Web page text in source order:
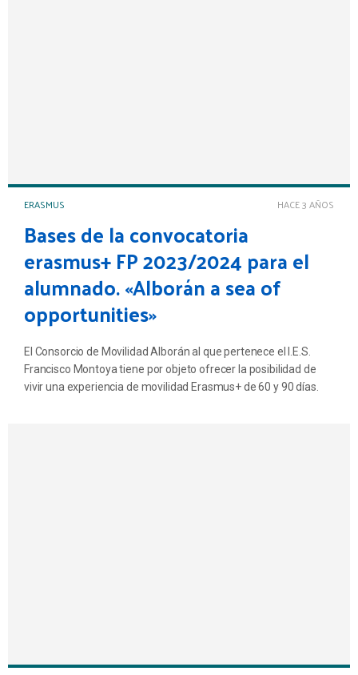
HACE 3 AÑOS
ERASMUS
Bases de la convocatoria
erasmus+ FP 2023/2024 para el
alumnado. «Alborán a sea of
opportunities»
El Consorcio de Movilidad Alborán al que pertenece el I.E.S.
Francisco Montoya tiene por objeto ofrecer la posibilidad de
vivir una experiencia de movilidad Erasmus+ de 60 y 90 días.